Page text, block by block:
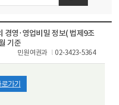
경영·영업비밀 정보( 법제9조
기준
민원여권과 02-3423-5364
가기